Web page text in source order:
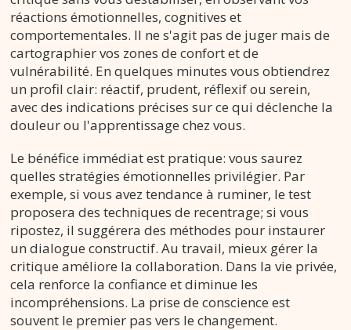
réactions émotionnelles, cognitives et
comportementales. Il ne s'agit pas de juger mais de
cartographier vos zones de confort et de
vulnérabilité. En quelques minutes vous obtiendrez
un profil clair: réactif, prudent, réflexif ou serein,
avec des indications précises sur ce qui déclenche la
douleur ou l'apprentissage chez vous.
Le bénéfice immédiat est pratique: vous saurez
quelles stratégies émotionnelles privilégier. Par
exemple, si vous avez tendance à ruminer, le test
proposera des techniques de recentrage; si vous
ripostez, il suggérera des méthodes pour instaurer
un dialogue constructif. Au travail, mieux gérer la
critique améliore la collaboration. Dans la vie privée,
cela renforce la confiance et diminue les
incompréhensions. La prise de conscience est
souvent le premier pas vers le changement.